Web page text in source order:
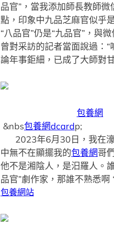
品官”，當我添加師長教師
點，印象中九品芝麻官似乎
“八品官”仍是“九品官”，與
曾對采訪的記者當面說過：
論年事鉅細，已成了大師對
包養網
&nbs包養網dcardp;
2023年6月30日，我在濠
中無不在顯擺我的包養網哥
他不是湘陰人，是汨羅人。
品官”劇作家，那誰不熟悉啊
包養網站